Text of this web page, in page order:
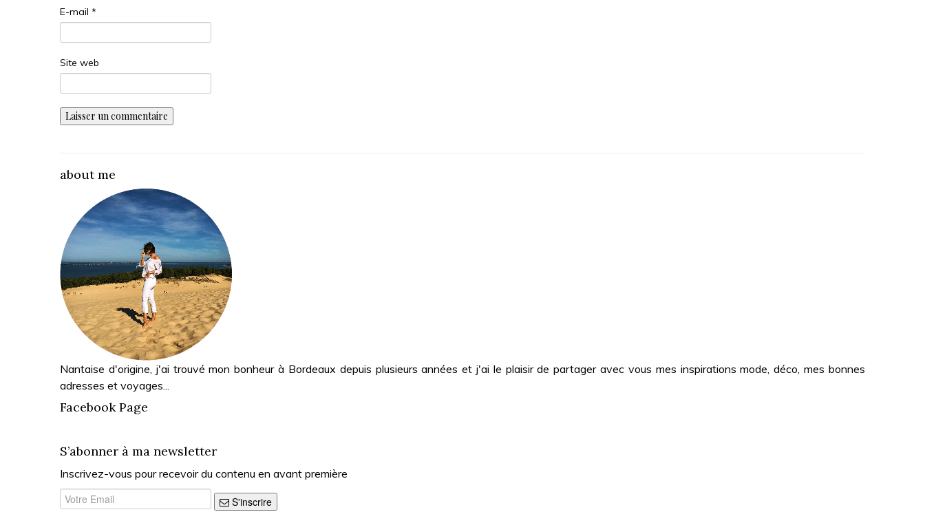
E-mail *
Site web
about me
Nantaise d'origine, j'ai trouvé mon bonheur à Bordeaux depuis plusieurs années et j'ai le plaisir de partager avec vous mes inspirations mode, déco, mes bonnes
adresses et voyages...
Facebook Page
S’abonner à ma newsletter
Inscrivez-vous pour recevoir du contenu en avant première
S'inscrire